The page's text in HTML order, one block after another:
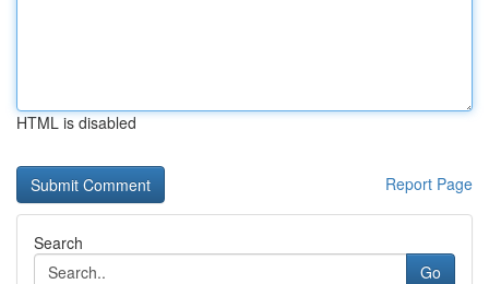
HTML is disabled
Report Page
Search
Go